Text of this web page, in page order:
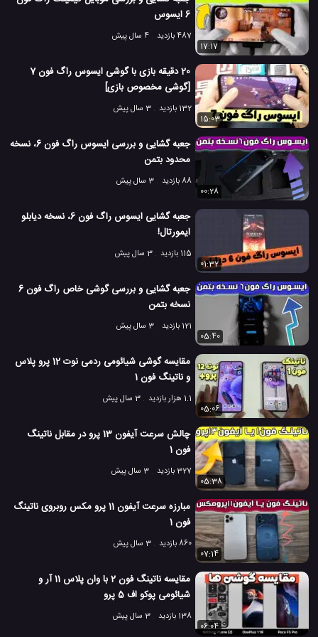
6 ایسوس
487 بازدید
4 سال پیش
17:17
20 دقیقه بازی با گوشی ایسوس راگ فون 7
[گوشی مخصوص بازی]
132 بازدید
3 سال پیش
15:03
جعبه گشایی و بررسی ایسوس راگ فون 6، نسخه
محدود بتمن
88 بازدید
3 سال پیش
00:28
جعبه گشایی ایسوس راگ فون 6، نسخه دیابلو
ایمورتال!
115 بازدید
3 سال پیش
01:32
جعبه گشایی و بررسی گوشی خاص راگ فون 6
نسخه بتمن
121 بازدید
3 سال پیش
05:40
مقایسه گوشی شیائومی ردمی نوت 12 پرو پلاس
و ناتینگ فون 1
1.1 هزار بازدید
3 سال پیش
05:06
چالش سرعت آیفون 13 پرو در مقابل ناتینگ
فون 1
327 بازدید
3 سال پیش
05:38
مبارزه سرعت آیفون 11 پرو مکس روبروی ناتینگ
فون 1
860 بازدید
3 سال پیش
07:14
مقایسه ناتینگ فون 2 با وان پلاس 11 آر و
شیائومی پوکو اف 5 پرو
138 بازدید
3 سال پیش
06:04